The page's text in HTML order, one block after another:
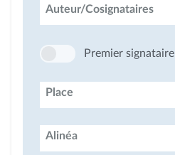
Auteur/Cosignataires
Premier
Place
Alinéa